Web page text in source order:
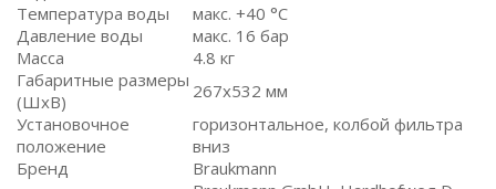
Температура воды
макс. +40 °C
Давление воды
макс. 16 бар
Масса
4.8 кг
Габаритные размеры
(ШxВ)
267x532 мм
Установочное
положение
горизонтальное, колбой фильтра
вниз
Бренд
Braukmann